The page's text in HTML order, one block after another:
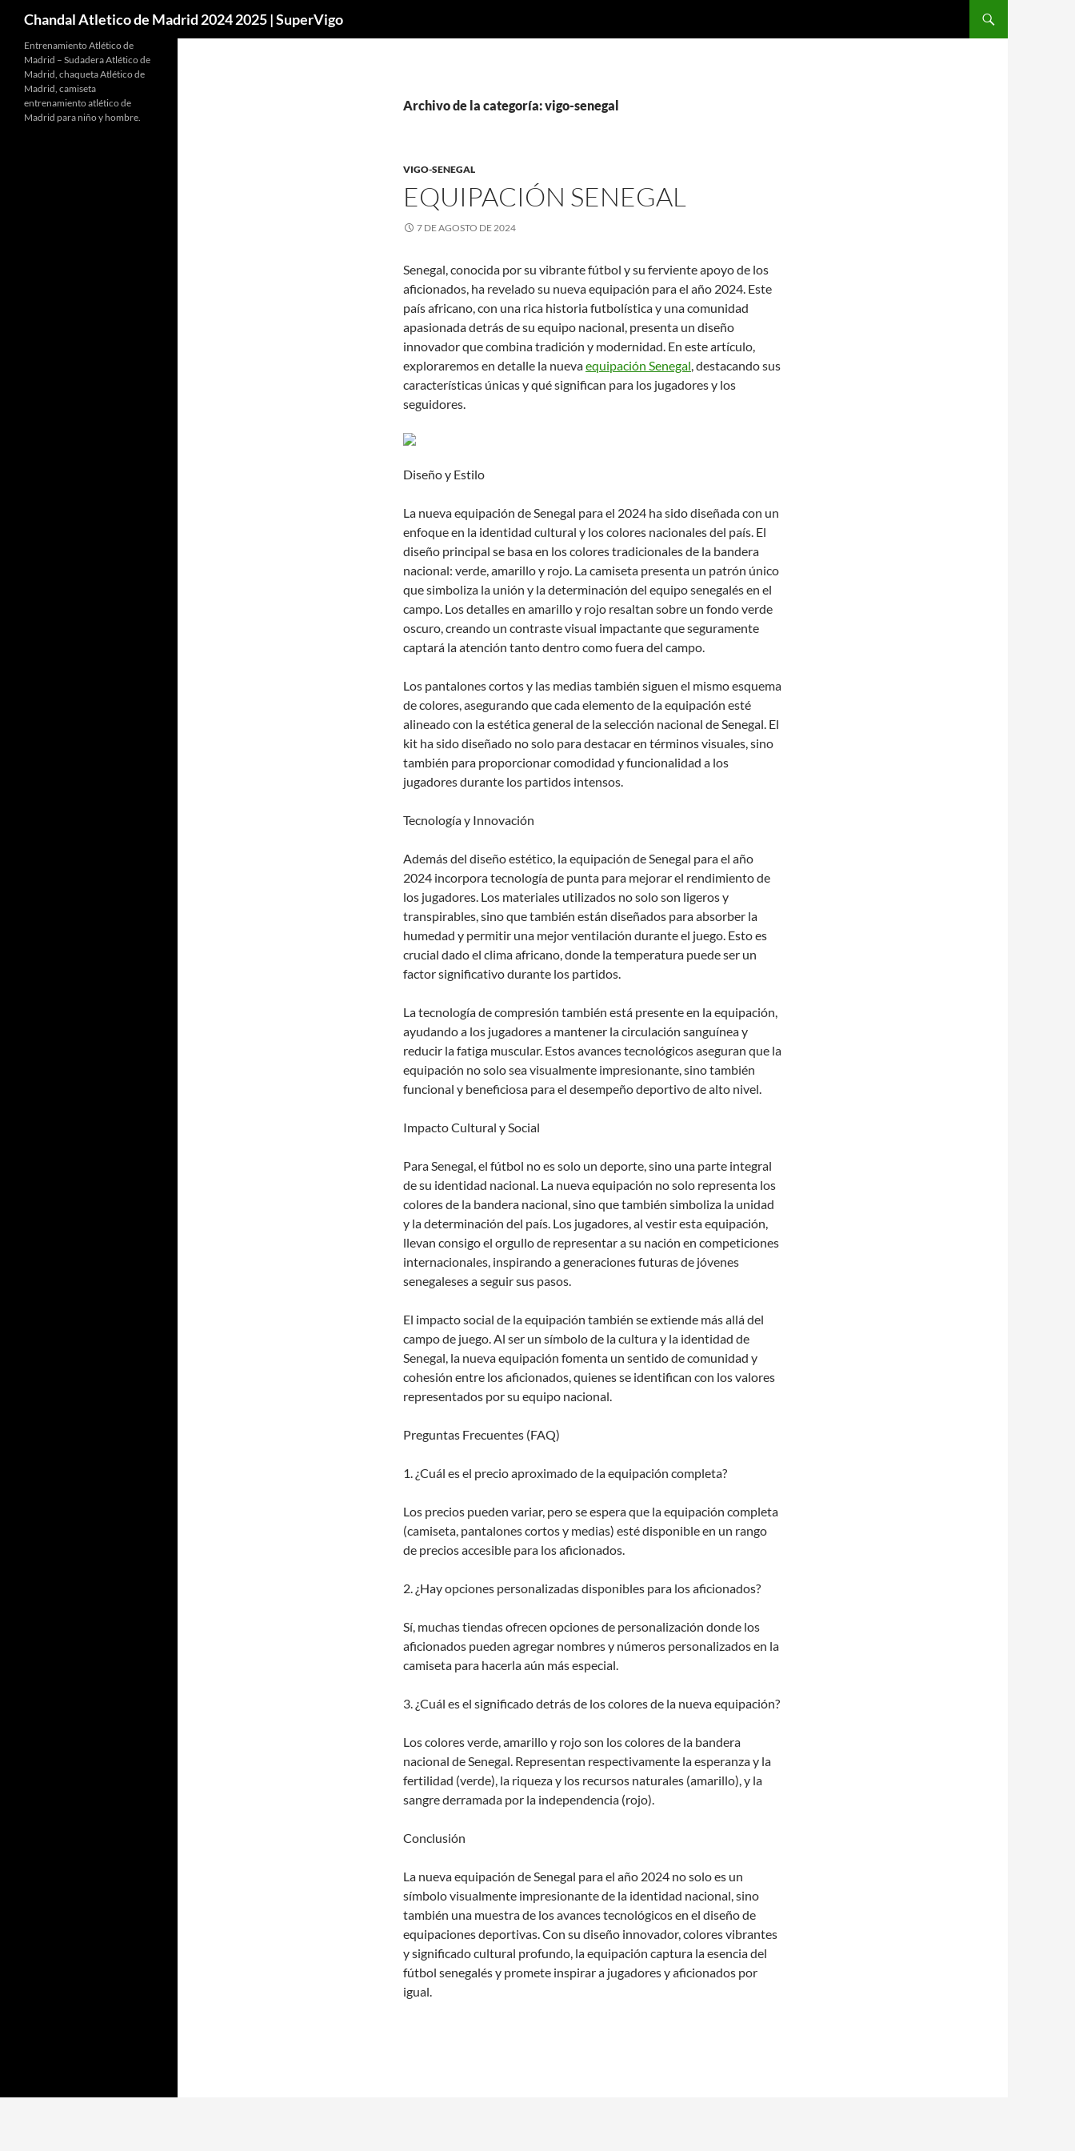
Chandal Atletico de Madrid 2024 2025 | SuperVigo
Archivo de la categoría: vigo-senegal
VIGO-SENEGAL
EQUIPACIÓN SENEGAL
7 DE AGOSTO DE 2024
Senegal, conocida por su vibrante fútbol y su ferviente apoyo de los
aficionados, ha revelado su nueva equipación para el año 2024. Este
país africano, con una rica historia futbolística y una comunidad
apasionada detrás de su equipo nacional, presenta un diseño
innovador que combina tradición y modernidad. En este artículo,
exploraremos en detalle la nuevaequipación Senegal, destacando sus
características únicas y qué significan para los jugadores y los
seguidores.
Diseño y Estilo
La nueva equipación de Senegal para el 2024 ha sido diseñada con un
enfoque en la identidad cultural y los colores nacionales del país. El
diseño principal se basa en los colores tradicionales de la bandera
nacional: verde, amarillo y rojo. La camiseta presenta un patrón único
que simboliza la unión y la determinación del equipo senegalés en el
campo. Los detalles en amarillo y rojo resaltan sobre un fondo verde
oscuro, creando un contraste visual impactante que seguramente
captará la atención tanto dentro como fuera del campo.
Los pantalones cortos y las medias también siguen el mismo esquema
de colores, asegurando que cada elemento de la equipación esté
alineado con la estética general de la selección nacional de Senegal. El
kit ha sido diseñado no solo para destacar en términos visuales, sino
también para proporcionar comodidad y funcionalidad a los
jugadores durante los partidos intensos.
Tecnología y Innovación
Además del diseño estético, la equipación de Senegal para el año
2024 incorpora tecnología de punta para mejorar el rendimiento de
los jugadores. Los materiales utilizados no solo son ligeros y
transpirables, sino que también están diseñados para absorber la
humedad y permitir una mejor ventilación durante el juego. Esto es
crucial dado el clima africano, donde la temperatura puede ser un
factor significativo durante los partidos.
La tecnología de compresión también está presente en la equipación,
ayudando a los jugadores a mantener la circulación sanguínea y
reducir la fatiga muscular. Estos avances tecnológicos aseguran que la
equipación no solo sea visualmente impresionante, sino también
funcional y beneficiosa para el desempeño deportivo de alto nivel.
Impacto Cultural y Social
Para Senegal, el fútbol no es solo un deporte, sino una parte integral
de su identidad nacional. La nueva equipación no solo representa los
colores de la bandera nacional, sino que también simboliza la unidad
y la determinación del país. Los jugadores, al vestir esta equipación,
llevan consigo el orgullo de representar a su nación en competiciones
internacionales, inspirando a generaciones futuras de jóvenes
senegaleses a seguir sus pasos.
El impacto social de la equipación también se extiende más allá del
campo de juego. Al ser un símbolo de la cultura y la identidad de
Senegal, la nueva equipación fomenta un sentido de comunidad y
cohesión entre los aficionados, quienes se identifican con los valores
representados por su equipo nacional.
Preguntas Frecuentes (FAQ)
1. ¿Cuál es el precio aproximado de la equipación completa?
Los precios pueden variar, pero se espera que la equipación completa
(camiseta, pantalones cortos y medias) esté disponible en un rango
de precios accesible para los aficionados.
2. ¿Hay opciones personalizadas disponibles para los aficionados?
Sí, muchas tiendas ofrecen opciones de personalización donde los
aficionados pueden agregar nombres y números personalizados en la
camiseta para hacerla aún más especial.
3. ¿Cuál es el significado detrás de los colores de la nueva equipación?
Los colores verde, amarillo y rojo son los colores de la bandera
nacional de Senegal. Representan respectivamente la esperanza y la
fertilidad (verde), la riqueza y los recursos naturales (amarillo), y la
sangre derramada por la independencia (rojo).
Conclusión
La nueva equipación de Senegal para el año 2024 no solo es un
símbolo visualmente impresionante de la identidad nacional, sino
también una muestra de los avances tecnológicos en el diseño de
equipaciones deportivas. Con su diseño innovador, colores vibrantes
y significado cultural profundo, la equipación captura la esencia del
fútbol senegalés y promete inspirar a jugadores y aficionados por
igual.
Entrenamiento Atlético de
Madrid – Sudadera Atlético de
Madrid, chaqueta Atlético de
Madrid, camiseta
entrenamiento atlético de
Madrid para niño y hombre.